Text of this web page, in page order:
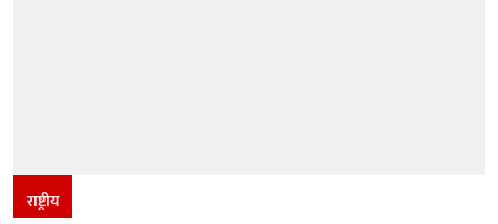
राष्ट्रीय